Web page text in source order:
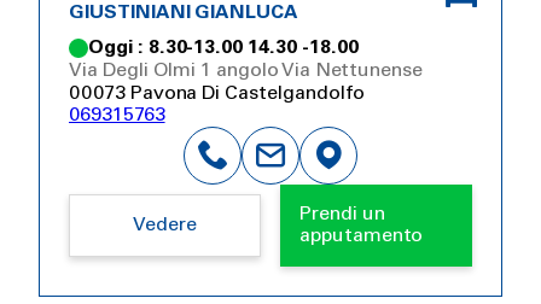
GIUSTINIANI GIANLUCA
Oggi : 8.30-13.00 14.30 -18.00
Via Degli Olmi 1 angolo Via Nettunense
00073 Pavona Di Castelgandolfo
069315763
Vedere
Prendi un
apputamento